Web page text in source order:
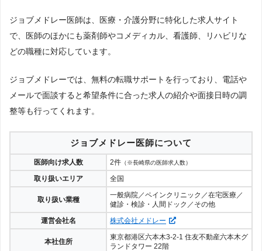
ジョブメドレー医師は、医療・介護分野に特化した求人サイト
で、医師のほかにも薬剤師やコメディカル、看護師、リハビリな
どの職種に対応しています。
ジョブメドレーでは、無料の転職サポートを行っており、電話や
メールで面談すると希望条件に合った求人の紹介や面接日時の調
整等も行ってくれます。
ジョブメドレー医師について
医師向け求人数 2件 （※長崎県の医師求人数）
取り扱いエリア 全国
取り扱い業種
一般病院／ペインクリニック／在宅医療／
健診・検診・人間ドック／その他
運営会社名
株式会社メドレー
本社住所
東京都港区六本木3-2-1 住友不動産六本木グ
ランドタワー 22階